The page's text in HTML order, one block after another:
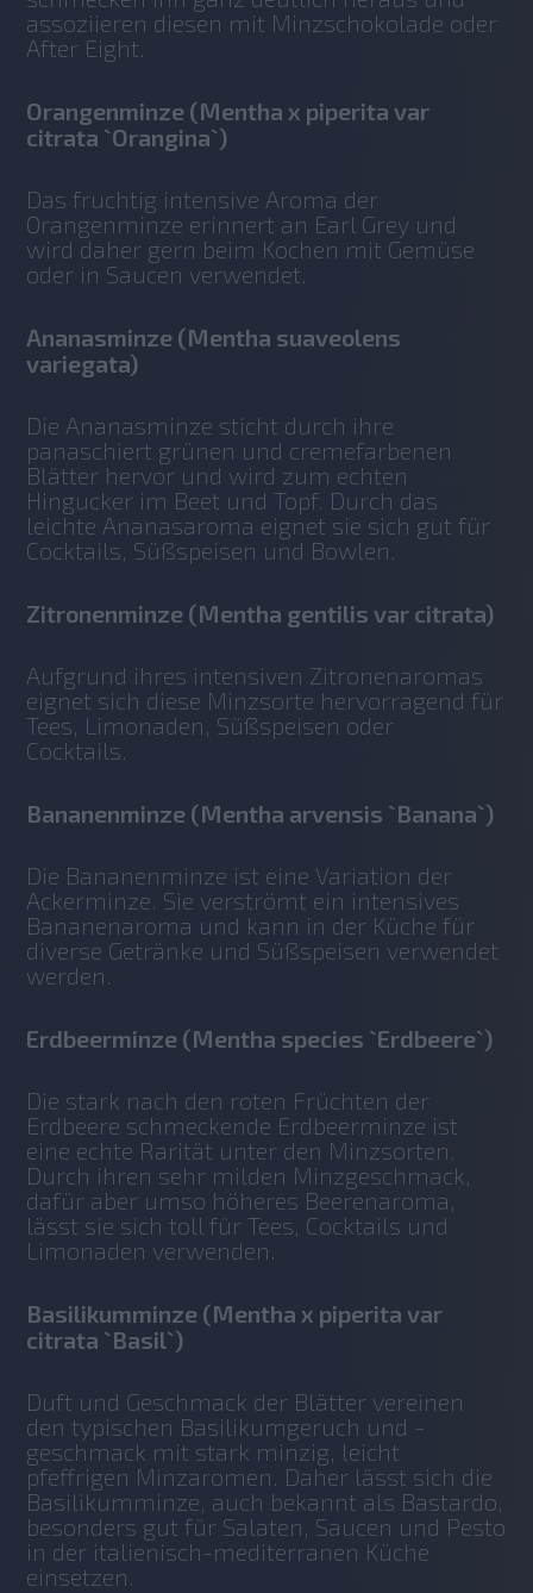
assoziieren diesen mit Minzschokolade oder
After Eight.
Orangenminze (Mentha x piperita var
citrata `Orangina`)
Das fruchtig intensive Aroma der
Orangenminze erinnert an Earl Grey und
wird daher gern beim Kochen mit Gemüse
oder in Saucen verwendet.
Ananasminze (Mentha suaveolens
variegata)
Die Ananasminze sticht durch ihre
panaschiert grünen und cremefarbenen
Blätter hervor und wird zum echten
Hingucker im Beet und Topf. Durch das
leichte Ananasaroma eignet sie sich gut für
Cocktails, Süßspeisen und Bowlen.
Zitronenminze (Mentha gentilis var citrata)
Aufgrund ihres intensiven Zitronenaromas
eignet sich diese Minzsorte hervorragend für
Tees, Limonaden, Süßspeisen oder
Cocktails.
Bananenminze (Mentha arvensis `Banana`)
Die Bananenminze ist eine Variation der
Ackerminze. Sie verströmt ein intensives
Bananenaroma und kann in der Küche für
diverse Getränke und Süßspeisen verwendet
werden.
Erdbeerminze (Mentha species `Erdbeere`)
Die stark nach den roten Früchten der
Erdbeere schmeckende Erdbeerminze ist
eine echte Rarität unter den Minzsorten.
Durch ihren sehr milden Minzgeschmack,
dafür aber umso höheres Beerenaroma,
lässt sie sich toll für Tees, Cocktails und
Limonaden verwenden.
Basilikumminze (Mentha x piperita var
citrata `Basil`)
Duft und Geschmack der Blätter vereinen
den typischen Basilikumgeruch und -
geschmack mit stark minzig, leicht
pfeffrigen Minzaromen. Daher lässt sich die
Basilikumminze, auch bekannt als Bastardo,
besonders gut für Salaten, Saucen und Pesto
in der italienisch-mediterranen Küche
einsetzen.